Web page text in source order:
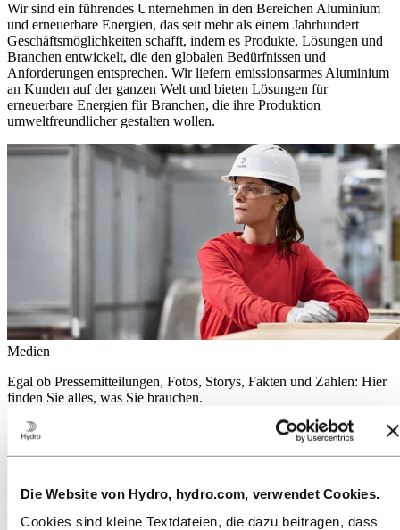
Die Website von Hydro, hydro.com, verwendet Cookies.
Cookies sind kleine Textdateien, die dazu beitragen, dass
Wir sind ein führendes Unternehmen in den Bereichen Aluminium
und erneuerbare Energien, das seit mehr als einem Jahrhundert
Geschäftsmöglichkeiten schafft, indem es Produkte, Lösungen und
Branchen entwickelt, die den globalen Bedürfnissen und
Anforderungen entsprechen. Wir liefern emissionsarmes Aluminium
an Kunden auf der ganzen Welt und bieten Lösungen für
erneuerbare Energien für Branchen, die ihre Produktion
umweltfreundlicher gestalten wollen.
Medien
Egal ob Pressemitteilungen, Fotos, Storys, Fakten und Zahlen: Hier
finden Sie alles, was Sie brauchen.